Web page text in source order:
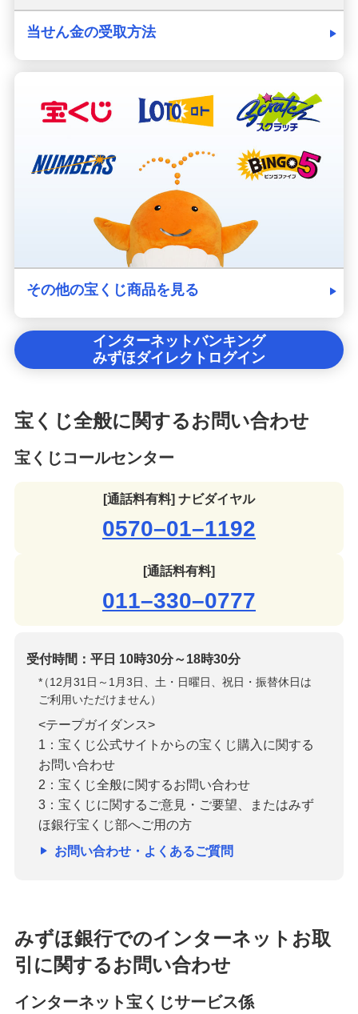
当せん金の受取方法
その他の宝くじ商品を見る
インターネットバンキング
みずほダイレクトログイン
宝くじ全般に関するお問い合わせ
宝くじコールセンター
[通話料有料] ナビダイヤル
0570–01–1192
[通話料有料]
011–330–0777
受付時間：平日 10時30分～18時30分
*
（12月31日～1月3日、土・日曜日、祝日・振替休日は
ご利用いただけません）
<テープガイダンス>
1：宝くじ公式サイトからの宝くじ購入に関する
お問い合わせ
2：宝くじ全般に関するお問い合わせ
3：宝くじに関するご意見・ご要望、またはみず
ほ銀行宝くじ部へご用の方
お問い合わせ・よくあるご質問
みずほ銀行でのインターネットお取
引に関するお問い合わせ
インターネット宝くじサービス係